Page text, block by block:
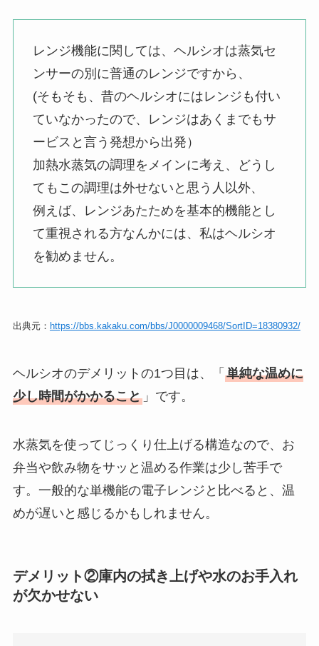
レンジ機能に関しては、ヘルシオは蒸気セ
ンサーの別に普通のレンジですから、
(そもそも、昔のヘルシオにはレンジも付い
ていなかったので、レンジはあくまでもサ
ービスと言う発想から出発）
加熱水蒸気の調理をメインに考え、どうし
てもこの調理は外せないと思う人以外、
例えば、レンジあたためを基本的機能とし
て重視される方なんかには、私はヘルシオ
を勧めません。
出典元： https://bbs.kakaku.com/bbs/J0000009468/SortID=18380932/
ヘルシオのデメリットの1つ目は、「 単純な温めに
少し時間がかかること」です。
水蒸気を使ってじっくり仕上げる構造なので、お
弁当や飲み物をサッと温める作業は少し苦手で
す。一般的な単機能の電子レンジと比べると、温
めが遅いと感じるかもしれません。
デメリット②庫内の拭き上げや水のお手入れ
が欠かせない